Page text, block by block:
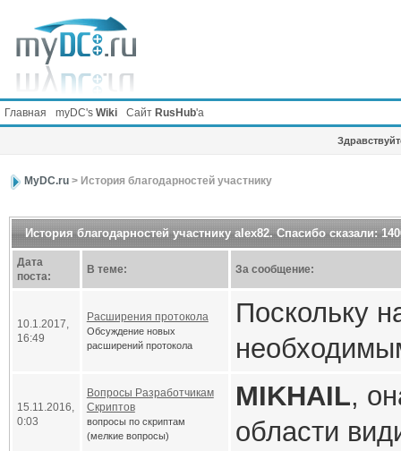
Главная myDC's Wiki Сайт RusHub'а
MyDC.ru> История благодарностей участнику
История благодарностей участнику alex82. Спасибо сказали:
Дата
поста:
В теме: За сообщение:
10.1.2017,
16:49
Расширения протокола
Обсуждение новых
расширений протокола
Поскольку
ответ
15.11.2016,
0:03
Вопросы Разработчикам
Скриптов
вопросы по скриптам
(мелкие вопросы)
MIKHAIL,
области